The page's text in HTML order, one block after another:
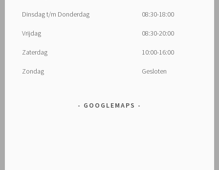
Dinsdag t/m Donderdag 08:30-18:00
Vrijdag 08:30-20:00
Zaterdag 10:00-16:00
Zondag Gesloten
GOOGLEMAPS